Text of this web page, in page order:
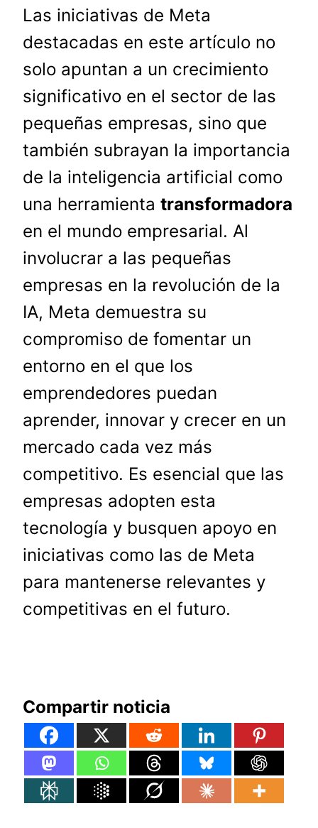
Las iniciativas de Meta
destacadas en este artículo no
solo apuntan a un crecimiento
significativo en el sector de las
pequeñas empresas, sino que
también subrayan la importancia
de la inteligencia artificial como
una herramienta transformadora
en el mundo empresarial. Al
involucrar a las pequeñas
empresas en la revolución de la
IA, Meta demuestra su
compromiso de fomentar un
entorno en el que los
emprendedores puedan
aprender, innovar y crecer en un
mercado cada vez más
competitivo. Es esencial que las
empresas adopten esta
tecnología y busquen apoyo en
iniciativas como las de Meta
para mantenerse relevantes y
competitivas en el futuro.
Compartir noticia